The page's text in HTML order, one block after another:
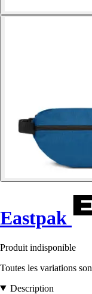
Eastpak
Produit indisponible
Toutes les variations
Description